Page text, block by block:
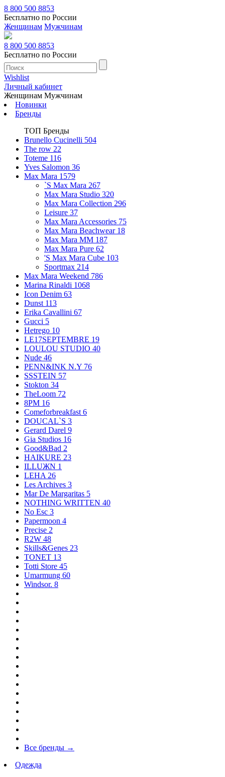
8 800 500 8853
Бесплатно по России
Женщинам Мужчинам
8 800 500 8853
Бесплатно по России
Wishlist
Личный кабинет
Женщинам Мужчинам
Новинки
Бренды
ТОП Бренды
Brunello Cucinelli 504
The row 22
Toteme 116
Yves Salomon 36
Max Mara 1579
`S Max Mara 267
Max Mara Studio 320
Max Mara Collection 296
Leisure 37
Max Mara Accessories 75
Max Mara Beachwear 18
Max Mara MM 187
Max Mara Pure 62
'S Max Mara Cube 103
Sportmax 214
Max Mara Weekend 786
Marina Rinaldi 1068
Icon Denim 63
Dunst 113
Erika Cavallini 67
Gucci 5
Hetrego 10
LE17SEPTEMBRE 19
LOULOU STUDIO 40
Nude 46
PENN&INK N.Y 76
SSSTEIN 57
Stokton 34
TheLoom 72
8PM 16
Comeforbreakfast 6
DOUCAL`S 3
Gerard Darel 9
Gia Studios 16
Good&Bad 2
HAIKURE 23
ILLUЖN 1
LEHA 26
Les Archives 3
Mar De Margaritas 5
NOTHING WRITTEN 40
No Esc 3
Papermoon 4
Precise 2
R2W 48
Skills&Genes 23
TONET 13
Totti Store 45
Umarmung 60
Windsor. 8
Все бренды →
Одежда